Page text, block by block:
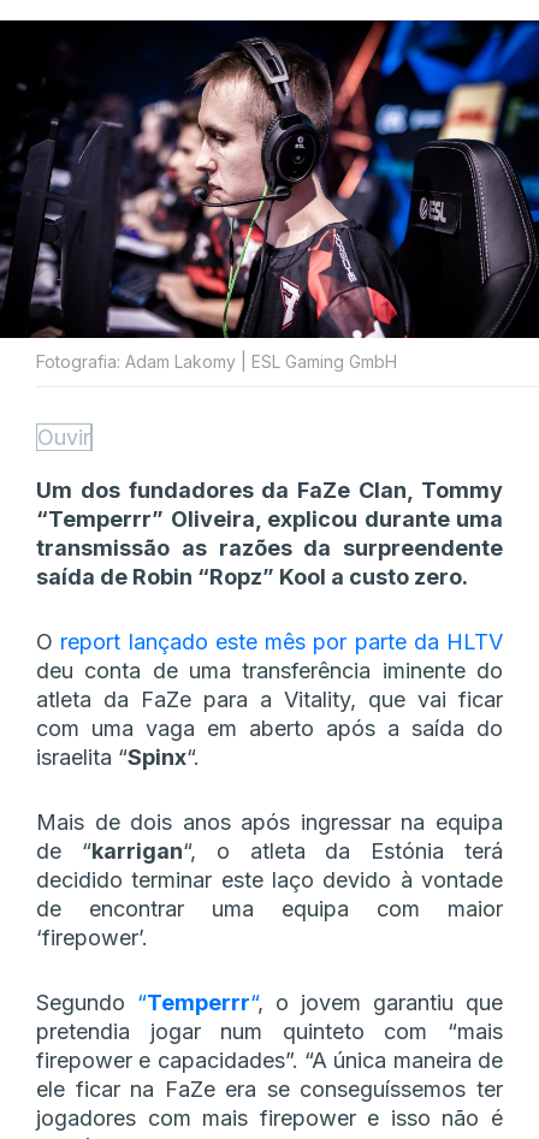
Fotografia: Adam Lakomy | ESL Gaming GmbH
Ouvir
Um dos fundadores da FaZe Clan, Tommy
“Temperrr” Oliveira, explicou durante uma
transmissão as razões da surpreendente
saída de Robin “Ropz” Kool a custo zero.
O report lançado este mês por parte da HLTV
deu conta de uma transferência iminente do
atleta da FaZe para a Vitality, que vai ficar
com uma vaga em aberto após a saída do
israelita “Spinx“.
Mais de dois anos após ingressar na equipa
de “karrigan“, o atleta da Estónia terá
decidido terminar este laço devido à vontade
de encontrar uma equipa com maior
‘firepower’.
Segundo “Temperrr“, o jovem garantiu que
pretendia jogar num quinteto com “mais
firepower e capacidades”. “A única maneira de
ele ficar na FaZe era se conseguíssemos ter
jogadores com mais firepower e isso não é